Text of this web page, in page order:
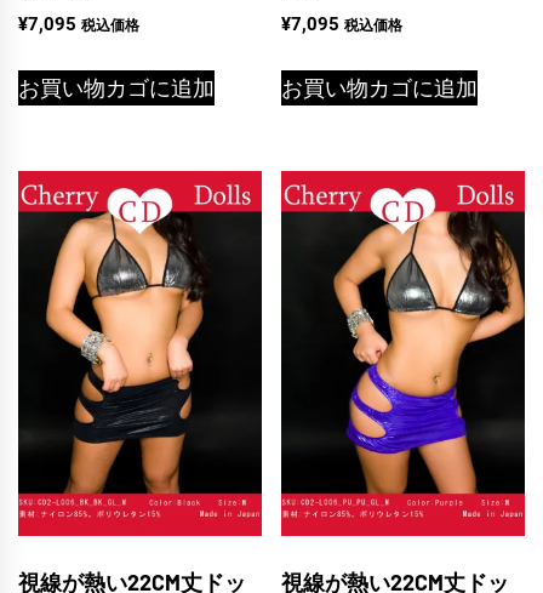
¥7,095 税込価格
お買い物カゴに追加
¥7,095 税込価格
お買い物カゴに追加
視線が熱い22CM丈ドッ 視線が熱い22CM丈ドッ